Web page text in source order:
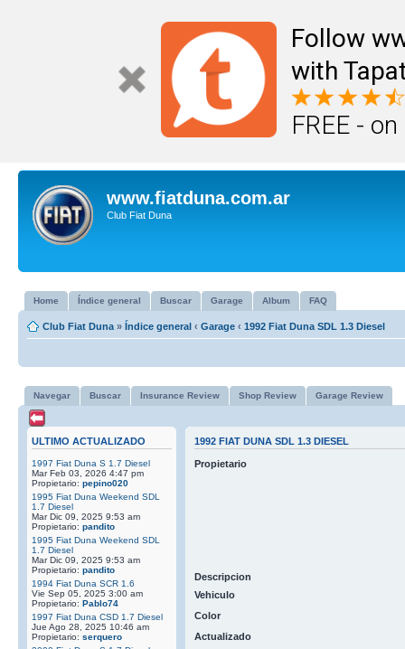
Follow
with
FREE -
www.fiatduna.com.ar
Club Fiat Duna
Home Índice general Buscar Garage Album FAQ
Club Fiat Duna » Índice general ‹ Garage ‹ 1992 Fiat Duna SDL 1.3 Diesel
Navegar Buscar Insurance Review Shop Review Garage Review
ULTIMO ACTUALIZADO
1997 Fiat Duna S 1.7 Diesel
Mar Feb 03, 2026 4:47 pm
Propietario: pepino020
1995 Fiat Duna Weekend SDL
1.7 Diesel
Mar Dic 09, 2025 9:53 am
Propietario: pandito
1995 Fiat Duna Weekend SDL
1.7 Diesel
Mar Dic 09, 2025 9:53 am
Propietario: pandito
1994 Fiat Duna SCR 1.6
Vie Sep 05, 2025 3:00 am
Propietario: Pablo74
1997 Fiat Duna CSD 1.7 Diesel
Jue Ago 28, 2025 10:46 am
Propietario: serquero
1992 FIAT DUNA SDL 1.3 DIESEL
Propietario
Descripcion
Vehiculo
Color
Actualizado